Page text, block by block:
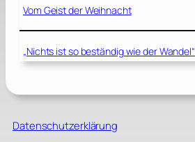
Vom Geist der Weihnacht
„Nichts ist so beständig wie der Wandel“
Datenschutzerklärung